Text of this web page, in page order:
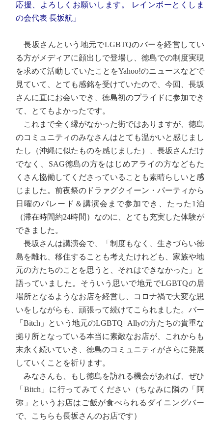
応援、よろしくお願いします。
レインボーとくしま
の会代表 長坂航」
長坂さんという地元でLGBTQのバーを経営してい
る方がメディアに顔出しで登場し、徳島での制度実現
を求めて活動していたことをYahoo!のニュースなどで
見ていて、とても感銘を受けていたので、今回、長坂
さんに直にお会いでき、徳島初のプライドに参加でき
て、とてもよかったです。
これまで全く縁がなかった街ではありますが、徳島
のコミュニティのみなさんはとても温かいと感じまし
たし（沖縄に似たものを感じました）、長坂さんだけ
でなく、SAG徳島の方をはじめアライの方などもた
くさん協働してくださっていることも素晴らしいと感
じました。前夜祭のドラァグクイーン・パーティから
日曜のパレード＆講演会まで参加でき、たった1泊
（滞在時間約24時間）なのに、とても充実した体験が
できました。
長坂さんは講演会で、「制度もなく、生きづらい徳
島を離れ、移住することも考えたけれども、家族や地
元の方たちのことを思うと、それはできなかった」と
語っていました。そういう思いで地元でLGBTQの居
場所となるようなお店を経営し、コロナ禍で大変な思
いをしながらも、頑張って続けてこられました。バー
「Bitch」という地元のLGBTQ+Allyの方たちの貴重な
拠り所となっている本当に素敵なお店が、これからも
末永く続いていき、徳島のコミュニティがさらに発展
していくことを祈ります。
みなさんも、もし徳島を訪れる機会があれば、ぜひ
「Bitch」に行ってみてください（ちなみに隣の「阿
弥」というお店はご飯が食べられるダイニングバー
で、こちらも長坂さんのお店です）